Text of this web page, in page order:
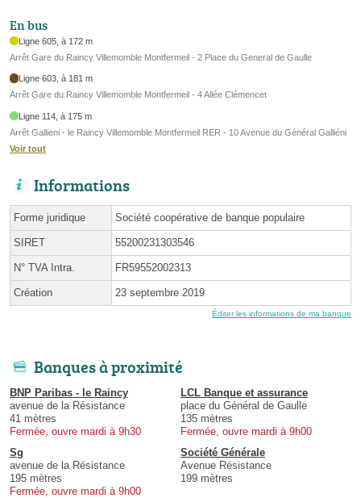
En bus
Ligne 605, à 172 m
Arrêt Gare du Raincy Villemomble Montfermeil - 2 Place du General de Gaulle
Ligne 603, à 181 m
Arrêt Gare du Raincy Villemomble Montfermeil - 4 Allée Clémencet
Ligne 114, à 175 m
Arrêt Gallieni - le Raincy Villemomble Montfermeil RER - 10 Avenue du Général Galliéni
Voir tout
Informations
Forme juridique Société coopérative de banque populaire
SIRET 55200231303546
N° TVA Intra. FR59552002313
Création 23 septembre 2019
Éditer les informations de ma banque
Banques à proximité
BNP Paribas - le Raincy
avenue de la Résistance
41 mètres
Fermée, ouvre mardi à 9h30
LCL Banque et assurance
place du Général de Gaulle
135 mètres
Fermée, ouvre mardi à 9h00
Sg
avenue de la Résistance
195 mètres
Fermée, ouvre mardi à 9h00
Société Générale
Avenue Résistance
199 mètres